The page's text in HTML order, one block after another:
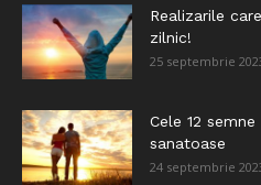
Realizarile
zilnic!
25 septembrie
Cele 12
sanatoase
24 septembrie